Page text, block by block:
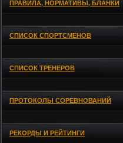
ПРАВИЛА, НОРМАТИВЫ, БЛАНКИ
СПИСОК СПОРТСМЕНОВ
СПИСОК ТРЕНЕРОВ
ПРОТОКОЛЫ СОРЕВНОВАНИЙ
РЕКОРДЫ И РЕЙТИНГИ